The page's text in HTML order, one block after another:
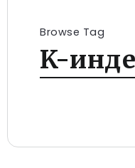
Browse Tag
K-